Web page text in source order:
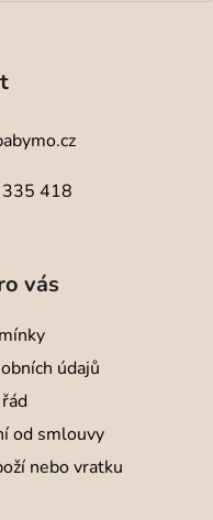
418
vás
údajů
od smlouvy
nebo vratku